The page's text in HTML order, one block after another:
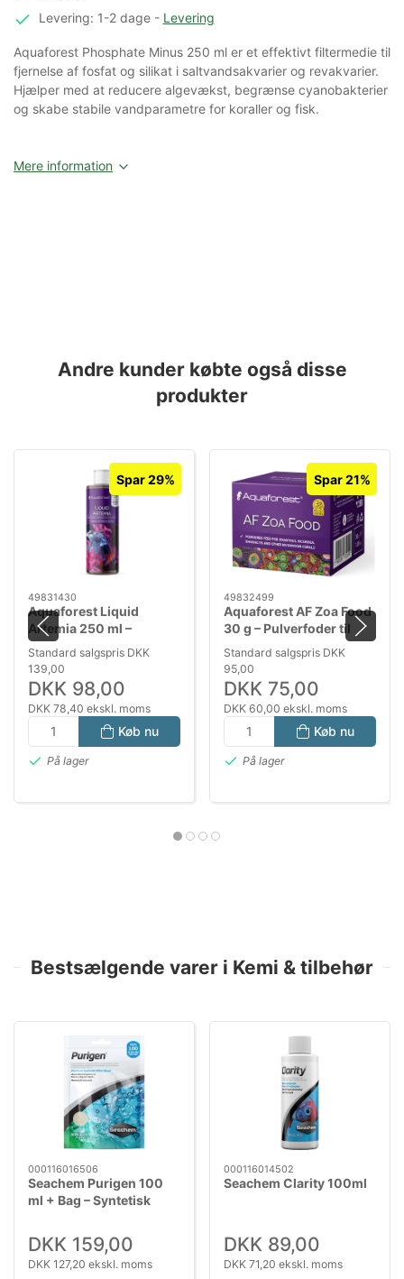
Levering: 1-2 dage- Levering
Aquaforest Phosphate Minus 250 ml er et effektivt filtermedie til
fjernelse af fosfat og silikat i saltvandsakvarier og revakvarier.
Hjælper med at reducere algevækst, begrænse cyanobakterier
og skabe stabile vandparametre for koraller og fisk.
Mere information
Andre kunder købte også disse
produkter
Spar 29%
49831430
Aquaforest Liquid
Artemia 250 ml –
Flydende foder til
saltvandsfisk og yngel
Standard salgspris DKK
139,00
DKK 98,00
DKK 78,40 ekskl. moms
Køb nu
På lager
Spar 21%
49832499
Aquaforest AF Zoa Food
30 g – Pulverfoder til
Zoanthus, Ricordea og
svampekoraller
Standard salgspris DKK
95,00
DKK 75,00
DKK 60,00 ekskl. moms
Køb nu
På lager
Bestsælgende varer i Kemi & tilbehør
000116016506
Seachem Purigen 100
ml + Bag – Syntetisk
DKK 159,00
DKK 127,20 ekskl. moms
000116014502
Seachem Clarity 100ml
DKK 89,00
DKK 71,20 ekskl. moms